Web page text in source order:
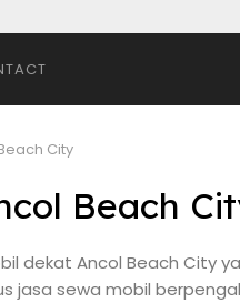
City
Beach
dekat Ancol Beach City
jasa sewa mobil